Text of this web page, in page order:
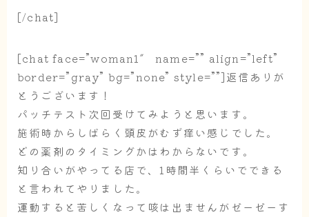
[/chat]
[chat face=”woman1″ name=”” align=”left”
border=”gray” bg=”none” style=””]返信ありが
とうございます！
パッチテスト次回受けてみようと思います。
施術時からしばらく頭皮がむず痒い感じでした。
どの薬剤のタイミングかはわからないです。
知り合いがやってる店で、1時間半くらいでできる
と言われてやりました。
運動すると苦しくなって咳は出ませんがゼーゼーす